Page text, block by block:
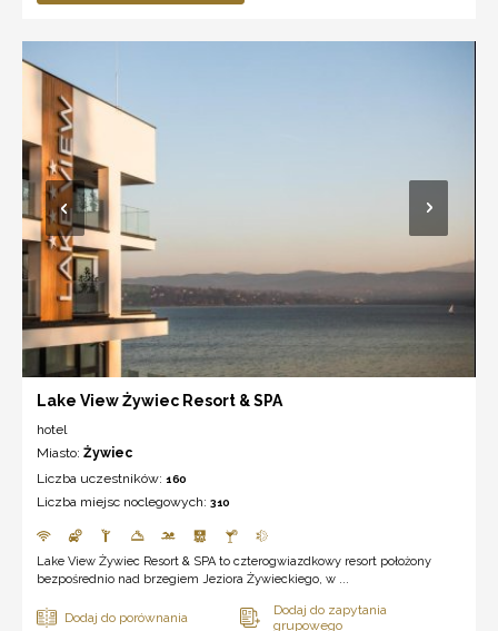
Lake View Żywiec Resort & SPA
hotel
Miasto: Żywiec
Liczba uczestników: 160
Liczba miejsc noclegowych: 310
Lake View Żywiec Resort & SPA to czterogwiazdkowy resort położony
bezpośrednio nad brzegiem Jeziora Żywieckiego, w ...